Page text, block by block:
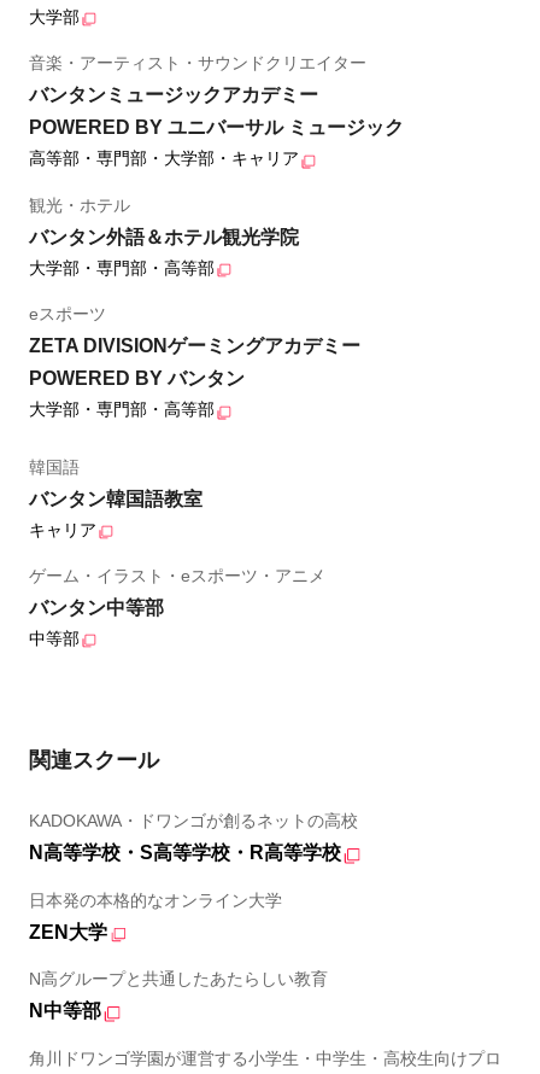
大学部
音楽・アーティスト・サウンドクリエイター
バンタンミュージックアカデミー
POWERED BY ユニバーサル ミュージック
高等部・専門部・大学部・キャリア
観光・ホテル
バンタン外語＆ホテル観光学院
大学部・専門部・高等部
eスポーツ
ZETA DIVISIONゲーミングアカデミー
POWERED BY バンタン
大学部・専門部・高等部
韓国語
バンタン韓国語教室
キャリア
ゲーム・イラスト・eスポーツ・アニメ
バンタン中等部
中等部
関連スクール
KADOKAWA・ドワンゴが創るネットの高校
N高等学校・S高等学校・R高等学校
日本発の本格的なオンライン大学
ZEN大学
N高グループと共通したあたらしい教育
N中等部
角川ドワンゴ学園が運営する小学生・中学生・高校生向けプロ